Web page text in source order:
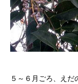
５～６月ごろ、え